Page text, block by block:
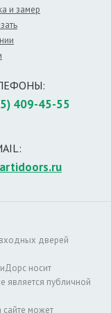
с более
Не менее
дверной проем в
и замер
409-45-55
дверей
носит
является публичной
может